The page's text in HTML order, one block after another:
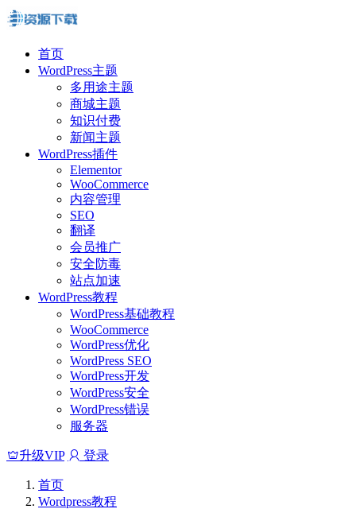
首页
WordPress主题
多用途主题
商城主题
知识付费
新闻主题
WordPress插件
Elementor
WooCommerce
内容管理
SEO
翻译
会员推广
安全防毒
站点加速
WordPress教程
WordPress基础教程
WooCommerce
WordPress优化
WordPress SEO
WordPress开发
WordPress安全
WordPress错误
服务器
升级VIP 登录
首页
Wordpress教程